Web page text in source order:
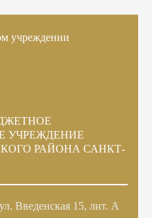
учреждении
УЧРЕЖДЕНИЕ
РАЙОНА САНКТ-
Введенская 15, лит. А